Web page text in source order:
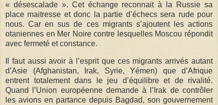
« désescalade ». Cet échange reconnait à la Russie sa
place maitresse et donc la partie d’échecs sera rude pour
nous. Car en sus de ces migrants s’ajoutent les actions
otaniennes en Mer Noire contre lesquelles Moscou répondit
avec fermeté et constance.
Il faut aussi avoir à l’esprit que ces migrants arrivés autant
d’Asie (Afghanistan, Irak, Syrie, Yémen) que d’Afrique
entrent totalement dans le jeu d’équilibre et de rivalité.
Quand l’Union européenne demande à l’Irak de contrôler
les avions en partance depuis Bagdad, son gouvernement